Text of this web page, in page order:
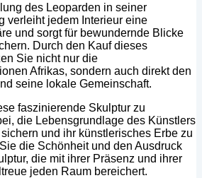
des Leoparden in seiner
verleiht jedem Interieur eine
und sorgt für bewundernde Blicke
Durch den Kauf dieses
Sie nicht nur die
Afrikas, sondern auch direkt den
seine lokale Gemeinschaft.
faszinierende Skulptur zu
die Lebensgrundlage des Künstlers
und ihr künstlerisches Erbe zu
die Schönheit und den Ausdruck
die mit ihrer Präsenz und ihrer
jeden Raum bereichert.